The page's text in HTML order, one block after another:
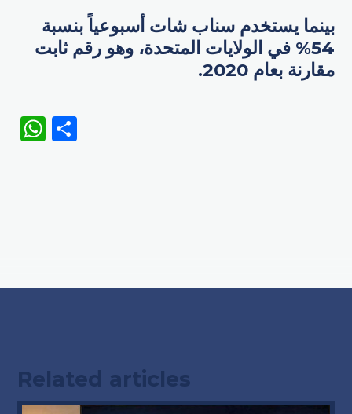
بينما يستخدم سناب شات أسبوعياً بنسبة
54% في الولايات المتحدة، وهو رقم ثابت
مقارنة بعام 2020.
WhatsApp
Related articles